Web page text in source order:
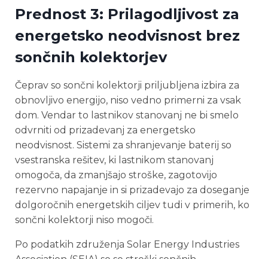
Prednost 3: Prilagodljivost za
energetsko neodvisnost brez
sončnih kolektorjev
Čeprav so sončni kolektorji priljubljena izbira za
obnovljivo energijo, niso vedno primerni za vsak
dom. Vendar to lastnikov stanovanj ne bi smelo
odvrniti od prizadevanj za energetsko
neodvisnost. Sistemi za shranjevanje baterij so
vsestranska rešitev, ki lastnikom stanovanj
omogoča, da zmanjšajo stroške, zagotovijo
rezervno napajanje in si prizadevajo za doseganje
dolgoročnih energetskih ciljev tudi v primerih, ko
sončni kolektorji niso mogoči.
Po podatkih združenja Solar Energy Industries